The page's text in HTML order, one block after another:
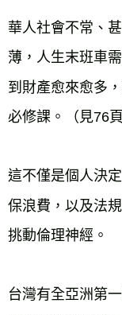
華人社會不常、
薄，人生末班車
到財產愈來愈多
必修課。（見76頁
這不僅是個人決
保浪費，以及法
挑動倫理神經。
台灣有全亞洲第